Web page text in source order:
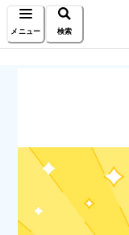
メニュー 検索